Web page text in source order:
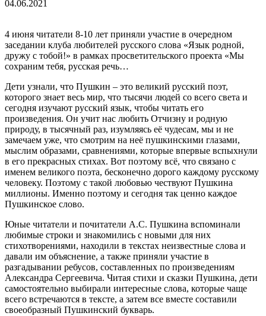
04.06.2021
4 июня читатели 8-10 лет приняли участие в очередном
заседании клуба любителей русского слова «Язык родной,
дружу с тобой!» в рамках просветительского проекта «Мы
сохраним тебя, русская речь…
Дети узнали, что Пушкин – это великий русский поэт,
которого знает весь мир, что тысячи людей со всего света и
сегодня изучают русский язык, чтобы читать его
произведения. Он учит нас любить Отчизну и родную
природу, в тысячный раз, изумляясь её чудесам, мы и не
замечаем уже, что смотрим на неё пушкинскими глазами,
мыслим образами, сравнениями, которые впервые вспыхнули
в его прекрасных стихах. Вот поэтому всё, что связано с
именем великого поэта, бесконечно дорого каждому русскому
человеку. Поэтому с такой любовью чествуют Пушкина
миллионы. Именно поэтому и сегодня так ценно каждое
Пушкинское слово.
Юные читатели и почитатели А.С. Пушкина вспоминали
любимые строки и знакомились с новыми для них
стихотворениями, находили в текстах неизвестные слова и
давали им объяснение, а также приняли участие в
разгадывании ребусов, составленных по произведениям
Александра Сергеевича. Читая стихи и сказки Пушкина, дети
самостоятельно выбирали интересные слова, которые чаще
всего встречаются в тексте, а затем все вместе составили
своеобразный Пушкинский букварь.